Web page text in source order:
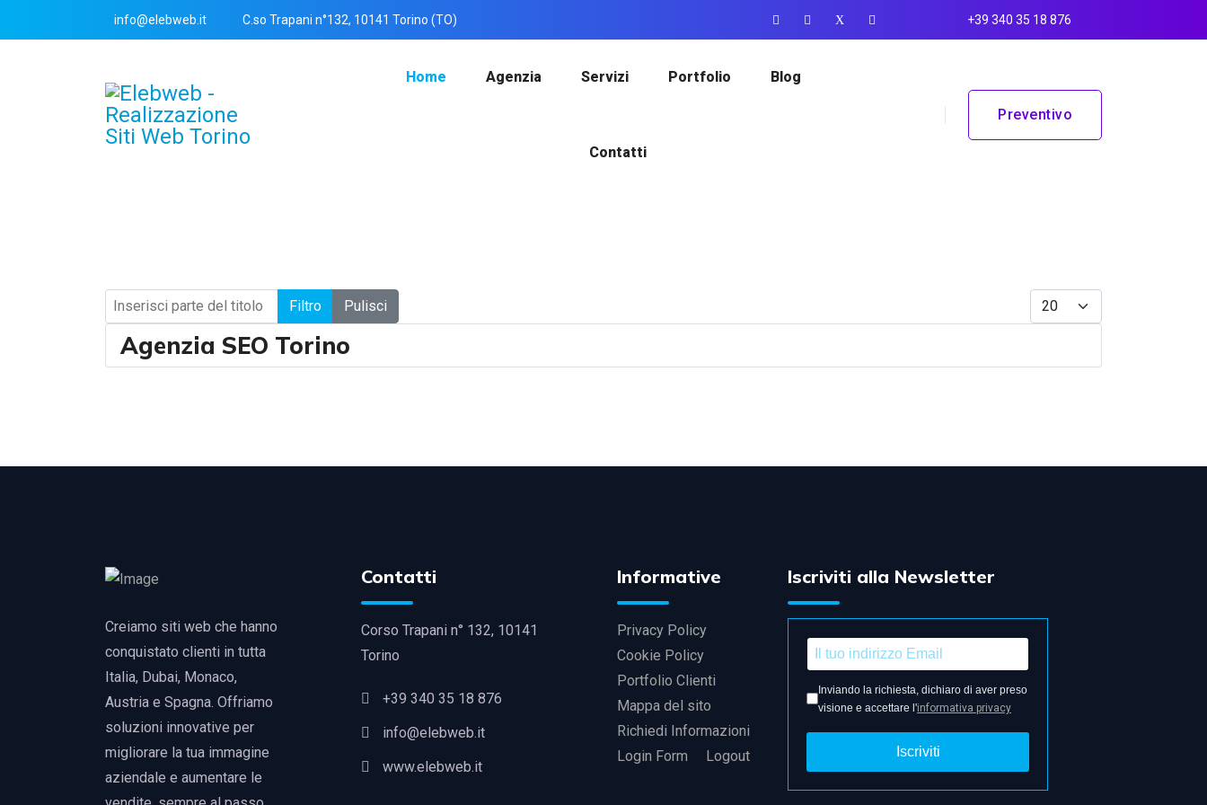
info@elebweb.it C.so Trapani n°132, 10141 Torino (TO) +39 340 35 18 876
Home Agenzia Servizi Portfolio Blog
Contatti
Preventivo
Inserisci parte del titolo Filtro Pulisci Visualizza #
Agenzia SEO Torino
Creiamo siti web che hanno
conquistato clienti in tutta
Italia, Dubai, Monaco,
Austria e Spagna. Offriamo
soluzioni innovative per
migliorare la tua immagine
aziendale e aumentare le
Contatti
Corso Trapani n° 132, 10141
Torino
+39 340 35 18 876
info@elebweb.it
www.elebweb.it
Informative
Privacy Policy
Cookie Policy
Portfolio Clienti
Mappa del sito
Richiedi Informazioni
Login Form
Logout
Iscriviti alla Newsletter
Inviando la richiesta, dichiaro di aver preso
visione e accettare l'informativa privacy
Iscriviti